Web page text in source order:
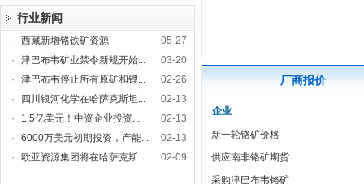
行业新闻
· 西藏新增铬铁矿资源
05-27
·
津巴布韦矿业禁令新规开始...
03-20
·
津巴布韦停止所有原矿和锂...
02-26
·
四川银河化学在哈萨克斯坦...
02-13
·
1.5亿美元！中资企业投资...
02-13
·
6000万美元初期投资，产能...
02-13
·
欧亚资源集团将在哈萨克斯... 02-09
厂商报价
企业
新一轮铬矿价格
供应南非铬矿期货
采购津巴布韦铬矿